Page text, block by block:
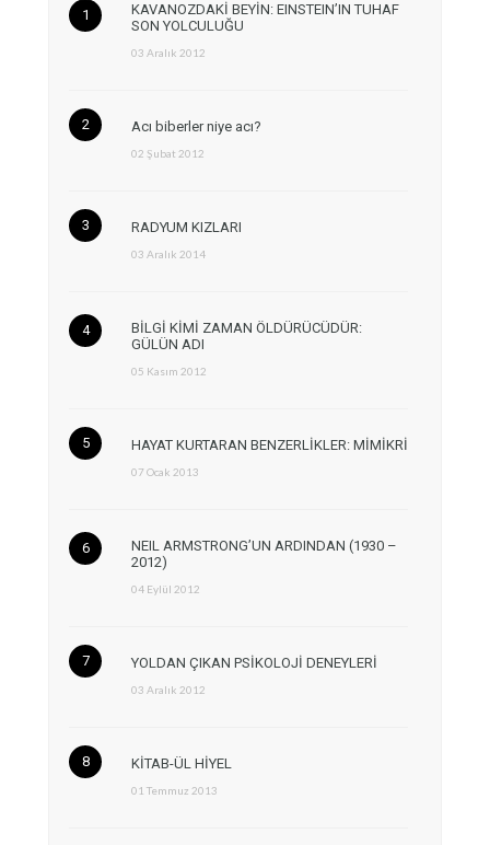
KAVANOZDAKİ BEYİN: EINSTEIN’IN TUHAF
SON YOLCULUĞU
03 Aralık 2012
Acı biberler niye acı?
02 Şubat 2012
RADYUM KIZLARI
03 Aralık 2014
BİLGİ KİMİ ZAMAN ÖLDÜRÜCÜDÜR:
GÜLÜN ADI
05 Kasım 2012
HAYAT KURTARAN BENZERLİKLER: MİMİKRİ
07 Ocak 2013
NEIL ARMSTRONG’UN ARDINDAN (1930 –
2012)
04 Eylül 2012
YOLDAN ÇIKAN PSİKOLOJİ DENEYLERİ
03 Aralık 2012
KİTAB-ÜL HİYEL
01 Temmuz 2013